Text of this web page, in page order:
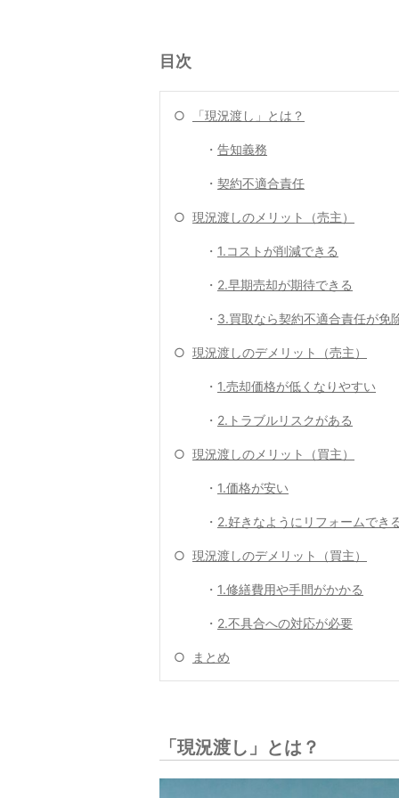
目次
○ 「現況渡し」とは？
・ 告知義務
・ 契約不適合責任
○ 現況渡しのメリット（売主）
・ 1.コストが削減できる
・ 2.早期売却が期待できる
・ 3.買取なら契約不適合責任が免
○ 現況渡しのデメリット（売主）
・ 1.売却価格が低くなりやすい
・ 2.トラブルリスクがある
○ 現況渡しのメリット（買主）
・ 1.価格が安い
・ 2.好きなようにリフォームでき
○ 現況渡しのデメリット（買主）
・ 1.修繕費用や手間がかかる
・ 2.不具合への対応が必要
○ まとめ
「現況渡し」とは？